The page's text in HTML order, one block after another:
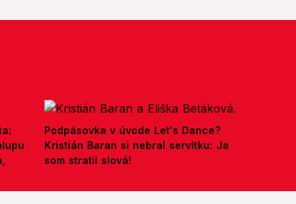
Podpásovka v úvode Let's Dance?
Kristián Baran si nebral servítku: Ja
som stratil slová!